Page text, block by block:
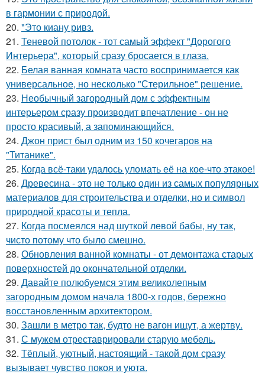
в гармонии с природой.
20. "Это киану ривз.
21. Теневой потолок - тот самый эффект "Дорогого
Интерьера", который сразу бросается в глаза.
22. Белая ванная комната часто воспринимается как
универсальное, но несколько "Стерильное" решение.
23. Необычный загородный дом с эффектным
интерьером сразу производит впечатление - он не
просто красивый, а запоминающийся.
24. Джон прист был одним из 150 кочегаров на
"Титанике".
25. Когда всё-таки удалось уломать её на кое-что этакое!
26. Древесина - это не только один из самых популярных
материалов для строительства и отделки, но и символ
природной красоты и тепла.
27. Когда посмеялся над шуткой левой бабы, ну так,
чисто потому что было смешно.
28. Обновления ванной комнаты - от демонтажа старых
поверхностей до окончательной отделки.
29. Давайте полюбуемся этим великолепным
загородным домом начала 1800-х годов, бережно
восстановленным архитектором.
30. Зашли в метро так, будто не вагон ищут, а жертву.
31. С мужем отреставрировали старую мебель.
32. Тёплый, уютный, настоящий - такой дом сразу
вызывает чувство покоя и уюта.